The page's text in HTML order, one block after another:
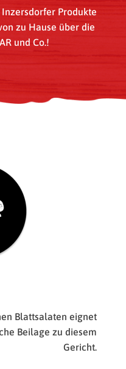
Produkte
zu Hause über die
und Co.!
Blattsalaten eignet
Beilage zu diesem
Gericht.